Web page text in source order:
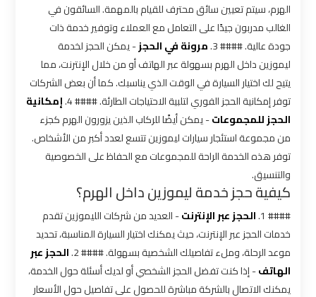
الهرم، سيتم تعيين سائق محترف للقيام بالمهمة. السائقون في
الغالب مدربون جيدًا على التعامل مع العملاء وتوفير خدمة ذات
جودة عالية. #### 3.
مرونة في الحجز- يمكن الحجز لخدمة
ليموزين داخل الهرم بسهولة عبر الهاتف أو من خلال الإنترنت، مما
يتيح لك اختيار السيارة في الوقت الذي يناسبك. كما أن بعض الشركات
توفر إمكانية الحجز الفوري لتلبية الاحتياجات الطارئة. #### 4.
إمكانية
الحجز للمجموعات- يمكن أيضًا للركاب الذين يزورون الهرم كجزء
من مجموعة استئجار سيارات ليموزين تتسع لعدد أكبر من الأشخاص.
توفر هذه الخدمة الراحة للمجموعات مع الحفاظ على الخصوصية
والتنسيق.
كيفية حجز خدمة ليموزين داخل الهرم؟
#### 1. الحجز عبر الإنترنت- العديد من شركات الليموزين تقدم
خدمات الحجز عبر الإنترنت، حيث يمكنك اختيار السيارة المناسبة، تحديد
موعد الرحلة، وملء تفاصيلك الشخصية بسهولة. #### 2.
الحجز عبر
الهاتف- إذا كنت تفضل الحجز الشخصي أو لديك أسئلة حول الخدمة،
يمكنك الاتصال بالشركة مباشرة للحصول على تفاصيل حول الأسعار
شركه
ليموزين
القاهره
ليموزين
اسكندرية
القاهرة
ليموزين
الإسكندرية
القاهرة